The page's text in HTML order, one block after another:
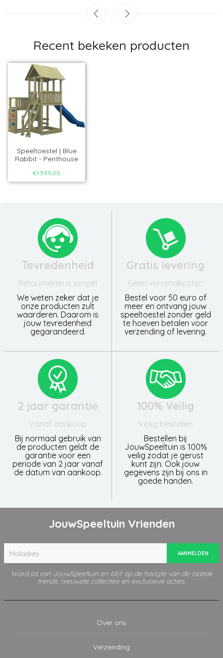
Recent bekeken producten
Speeltoestel | Blue
Rabbit - Penthouse
€1.399,00
Tevredenheid
Retourneren is simpel
We weten zeker dat je
onze producten zult
waarderen. Daarom is
jouw tevredenheid
gegarandeerd.
Gratis levering
Geen verzendkosten
Bestel voor 50 euro of
meer en ontvang jouw
speeltoestel zonder geld
te hoeven betalen voor
verzending of levering.
2 jaar garantie
Vanaf aankoop
Bij normaal gebruik van
de producten geldt de
garantie voor een
periode van 2 jaar vanaf
de datum van aankoop.
100% Veilig
Veilig bestellen
Bestellen bij
JouwSpeeltuin is 100%
veilig zodat je gerust
kunt zijn. Ook jouw
gegevens zijn bij ons in
goede handen.
JouwSpeeltuin Vrienden
AANMELDEN
Word lid van JouwSpeeltuin en blijf op de hoogte van de laatste
trends, nieuwste collecties en exclusieve acties.
Over ons
Verzending